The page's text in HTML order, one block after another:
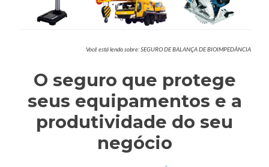
Você está lendo sobre: SEGURO DE BALANÇA DE BIOIMPEDÂNCIA
O seguro que protege
seus equipamentos e a
produtividade do seu
negócio